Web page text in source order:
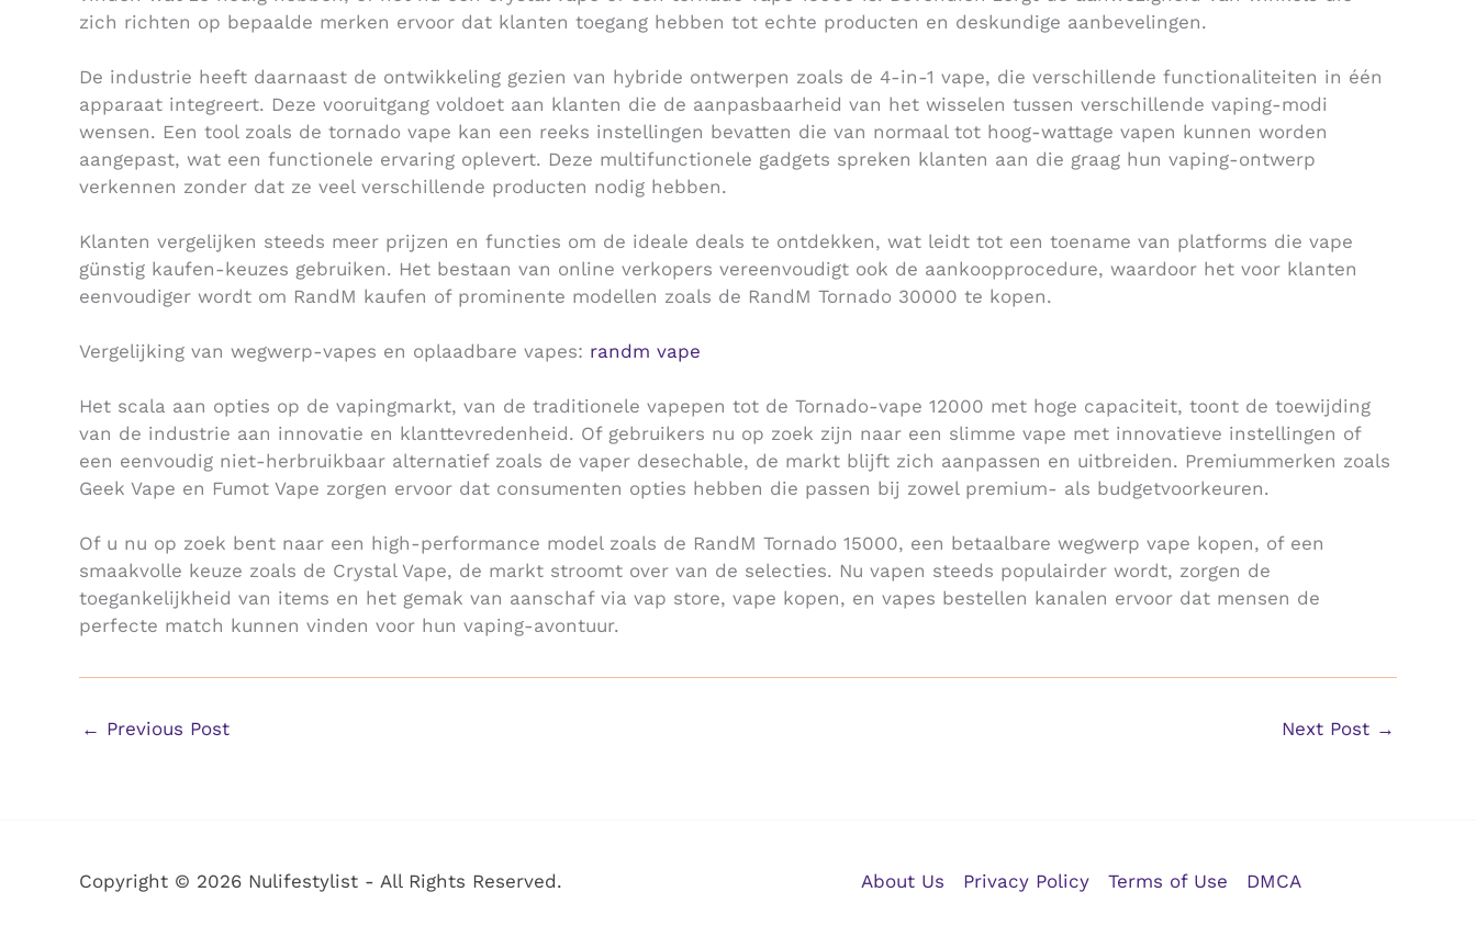
zich richten op bepaalde merken ervoor dat klanten toegang hebben tot echte producten en deskundige aanbevelingen.
De industrie heeft daarnaast de ontwikkeling gezien van hybride ontwerpen zoals de 4-in-1 vape, die verschillende functionaliteiten in één
apparaat integreert. Deze vooruitgang voldoet aan klanten die de aanpasbaarheid van het wisselen tussen verschillende vaping-modi
wensen. Een tool zoals de tornado vape kan een reeks instellingen bevatten die van normaal tot hoog-wattage vapen kunnen worden
aangepast, wat een functionele ervaring oplevert. Deze multifunctionele gadgets spreken klanten aan die graag hun vaping-ontwerp
verkennen zonder dat ze veel verschillende producten nodig hebben.
Klanten vergelijken steeds meer prijzen en functies om de ideale deals te ontdekken, wat leidt tot een toename van platforms die vape
günstig kaufen-keuzes gebruiken. Het bestaan van online verkopers vereenvoudigt ook de aankoopprocedure, waardoor het voor klanten
eenvoudiger wordt om RandM kaufen of prominente modellen zoals de RandM Tornado 30000 te kopen.
Vergelijking van wegwerp-vapes en oplaadbare vapes: randm vape
Het scala aan opties op de vapingmarkt, van de traditionele vapepen tot de Tornado-vape 12000 met hoge capaciteit, toont de toewijding
van de industrie aan innovatie en klanttevredenheid. Of gebruikers nu op zoek zijn naar een slimme vape met innovatieve instellingen of
een eenvoudig niet-herbruikbaar alternatief zoals de vaper desechable, de markt blijft zich aanpassen en uitbreiden. Premiummerken zoals
Geek Vape en Fumot Vape zorgen ervoor dat consumenten opties hebben die passen bij zowel premium- als budgetvoorkeuren.
Of u nu op zoek bent naar een high-performance model zoals de RandM Tornado 15000, een betaalbare wegwerp vape kopen, of een
smaakvolle keuze zoals de Crystal Vape, de markt stroomt over van de selecties. Nu vapen steeds populairder wordt, zorgen de
toegankelijkheid van items en het gemak van aanschaf via vap store, vape kopen, en vapes bestellen kanalen ervoor dat mensen de
perfecte match kunnen vinden voor hun vaping-avontuur.
← Previous Post Next Post →
Copyright © 2026 Nulifestylist - All Rights Reserved. About Us Privacy Policy Terms of Use DMCA